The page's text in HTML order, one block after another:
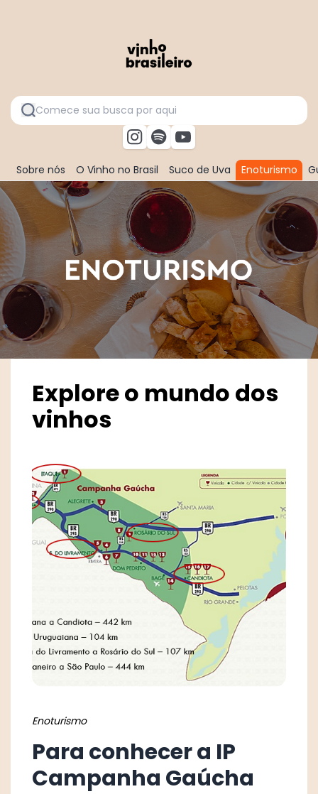
Sobre nós O Vinho no Brasil Suco de Uva Enoturismo
Explore o mundo dos
vinhos
Enoturismo
Para conhecer a IP
Campanha Gaúcha